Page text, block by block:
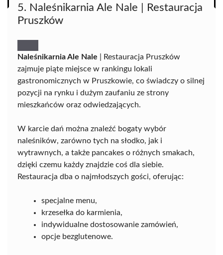
5. Naleśnikarnia Ale Nale | Restauracja
Pruszków
Naleśnikarnia Ale Nale | Restauracja Pruszków
zajmuje piąte miejsce w rankingu lokali
gastronomicznych w Pruszkowie, co świadczy o silnej
pozycji na rynku i dużym zaufaniu ze strony
mieszkańców oraz odwiedzających.
W karcie dań można znaleźć bogaty wybór
naleśników, zarówno tych na słodko, jak i
wytrawnych, a także pancakes o różnych smakach,
dzięki czemu każdy znajdzie coś dla siebie.
Restauracja dba o najmłodszych gości, oferując:
specjalne menu,
krzesełka do karmienia,
indywidualne dostosowanie zamówień,
opcje bezglutenowe.